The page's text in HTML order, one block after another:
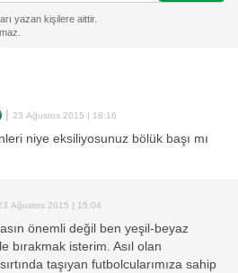
23 Ağustos 2015 | 18:16
niye eksiliyosunuz bölük başı mı
Ağustos 2015 | 15:04
önemli değil ben yeşil-beyaz
bırakmak isterim. Asıl olan
taşıyan futbolcularımıza sahip